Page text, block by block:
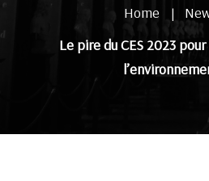
Home |
Le pire du CES 2023